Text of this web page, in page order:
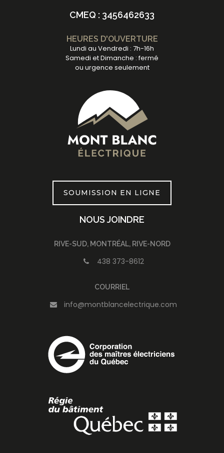
CMEQ : 3456462633
HEURES D'OUVERTURE
Lundi au Vendredi : 7h-16h
Samedi et Dimanche : fermé
ou urgence seulement
SOUMISSION EN LIGNE
NOUS JOINDRE
RIVE-SUD, MONTRÉAL, RIVE-NORD
438 373-8612
COURRIEL
info@montblancelectrique.com